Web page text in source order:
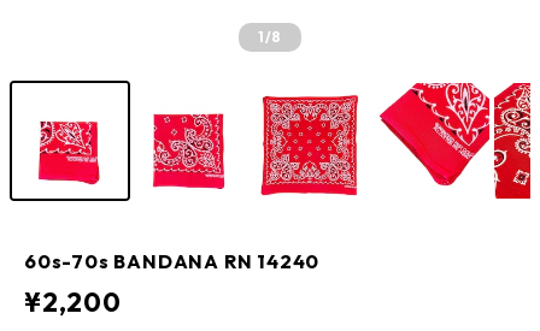
1/8
60s-70s BANDANA RN 14240
¥2,200